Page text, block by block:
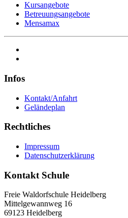
Kursangebote
Betreuungsangebote
Mensamax
Infos
Kontakt/Anfahrt
Geländeplan
Rechtliches
Impressum
Datenschutzerklärung
Kontakt Schule
Freie Waldorfschule Heidelberg
Mittelgewannweg 16
69123 Heidelberg